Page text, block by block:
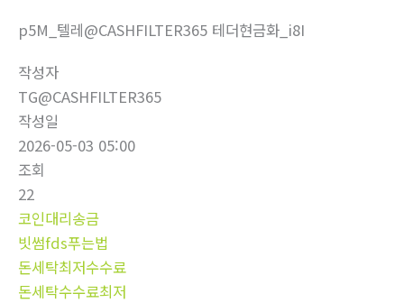
p5M_텔레@CASHFILTER365 테더현금화_i8I
작성자
TG@CASHFILTER365
작성일
2026-05-03 05:00
조회
22
코인대리송금
빗썸fds푸는법
돈세탁최저수수료
돈세탁수수료최저